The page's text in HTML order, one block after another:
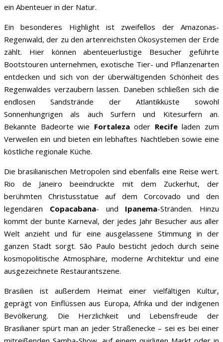
ein Abenteuer in der Natur.
Ein besonderes Highlight ist zweifellos der Amazonas-
Regenwald, der zu den artenreichsten Ökosystemen der Erde
zählt. Hier können abenteuerlustige Besucher geführte
Bootstouren unternehmen, exotische Tier- und Pflanzenarten
entdecken und sich von der überwältigenden Schönheit des
Regenwaldes verzaubern lassen. Daneben schließen sich die
endlosen Sandstrände der Atlantikküste sowohl
Sonnenhungrigen als auch Surfern und Kitesurfern an.
Bekannte Badeorte wie Fortalezaoder Recifeladen zum
Verweilen ein und bieten ein lebhaftes Nachtleben sowie eine
köstliche regionale Küche.
Die brasilianischen Metropolen sind ebenfalls eine Reise wert.
Rio de Janeiro beeindruckte mit dem Zuckerhut, der
berühmten Christusstatue auf dem Corcovado und den
legendären Copacabana- und Ipanema-Stränden. Hinzu
kommt der bunte Karneval, der jedes Jahr Besucher aus aller
Welt anzieht und für eine ausgelassene Stimmung in der
ganzen Stadt sorgt. São Paulo besticht jedoch durch seine
kosmopolitische Atmosphäre, moderne Architektur und eine
ausgezeichnete Restaurantszene.
Brasilien ist außerdem Heimat einer vielfältigen Kultur,
geprägt von Einflüssen aus Europa, Afrika und der indigenen
Bevölkerung. Die Herzlichkeit und Lebensfreude der
Brasilianer spürt man an jeder Straßenecke – sei es bei einer